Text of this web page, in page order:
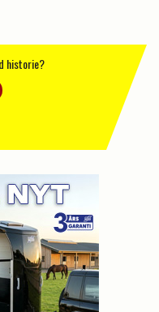
historie?